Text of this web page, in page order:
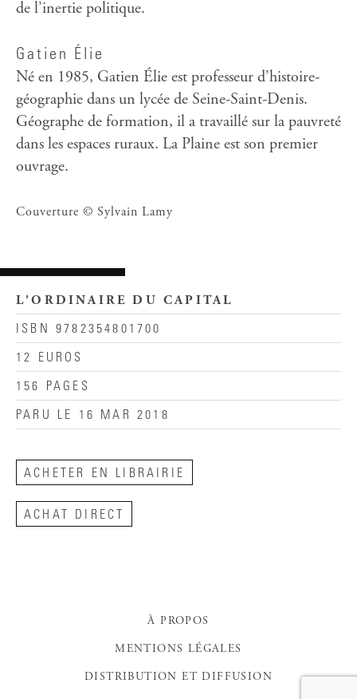
de l’inertie politique.
Gatien Élie
Né en 1985, Gatien Élie est professeur d’histoire-
géographie dans un lycée de Seine-Saint-Denis.
Géographe de formation, il a travaillé sur la pauvreté
dans les espaces ruraux. La Plaine est son premier
ouvrage.
Couverture © Sylvain Lamy
L'ORDINAIRE DU CAPITAL
ISBN 9782354801700
12 EUROS
156 PAGES
PARU LE 16 MAR 2018
ACHETER EN LIBRAIRIE
ACHAT DIRECT
À PROPOS
MENTIONS LÉGALES
DISTRIBUTION ET DIFFUSION